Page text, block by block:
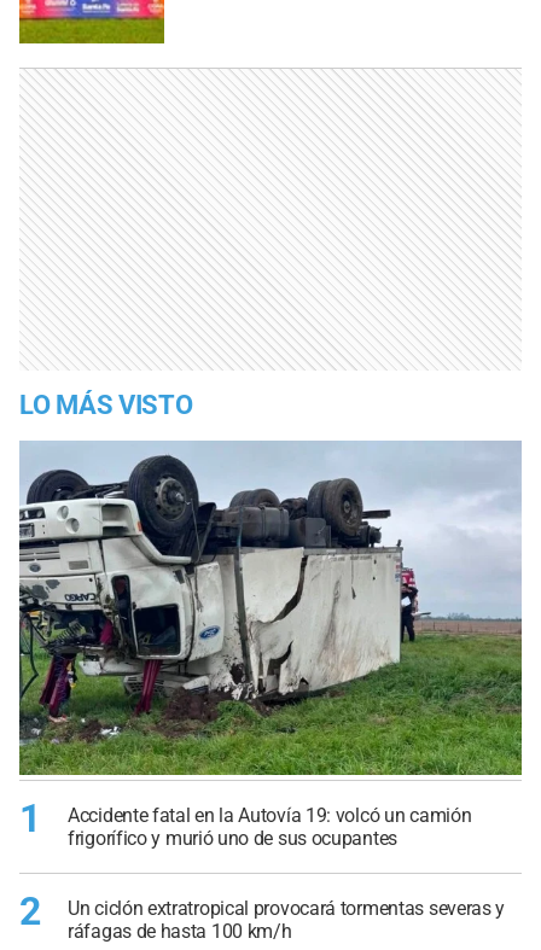
LO MÁS VISTO
1
Accidente fatal en la Autovía 19: volcó un camión
frigorífico y murió uno de sus ocupantes
2
Un ciclón extratropical provocará tormentas severas y
ráfagas de hasta 100 km/h